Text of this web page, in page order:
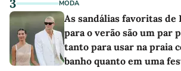
3 MODA
As sandálias favoritas de
para o verão são um par
tanto para usar na praia
banho quanto em uma